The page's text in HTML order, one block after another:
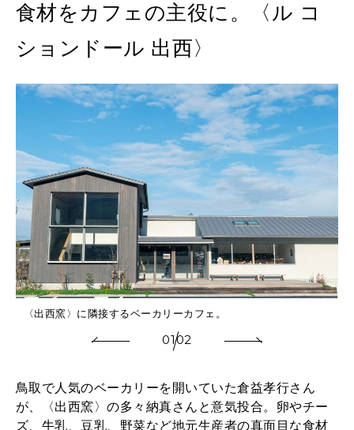
食材をカフェの主役に。〈ル コ
ションドール 出西〉
〈出西窯〉に隣接するベーカリーカフェ。
0102
鳥取で人気のベーカリーを開いていた倉益孝行さん
が、〈出西窯〉の多々納真さんと意気投合。卵やチー
ズ、牛乳、豆乳、野菜など地元生産者の真面目な食材